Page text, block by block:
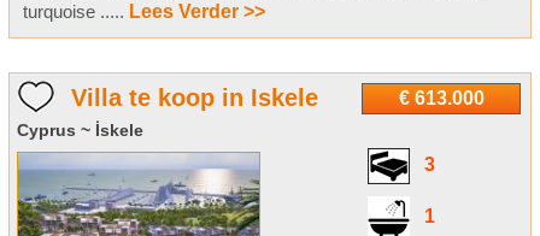
turquoise ..... Lees Verder >>
€ 613.000
Villa te koop in Iskele
Cyprus ~ İskele
3
1